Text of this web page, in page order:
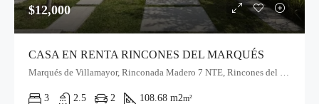
$12,000
CASA EN RENTA RINCONES DEL MARQUÉS
3 2.5 2 108.68 m2m²